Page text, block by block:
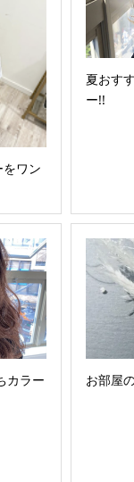
ワン
夏おす
ー!!
カラー
お部屋